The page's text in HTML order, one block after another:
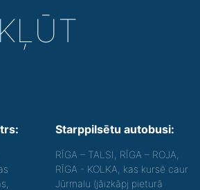
Starppilsētu autobusi:
RĪGA – TALSI, RĪGA – ROJA,
RĪGA - KOLKA, kas kursē caur
Jūrmalu (jāizkāpj pieturā